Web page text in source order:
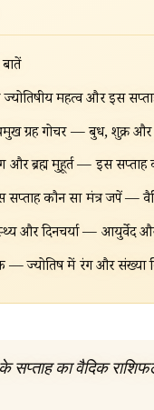
महत्व और इस
ग्रह गोचर — बुध, शुक्र
और ब्रह्म मुहूर्त — इस
सप्ताह कौन सा मंत्र जपें —
और दिनचर्या — आयुर्वेद
ज्योतिष में रंग और संख्या
का वैदिक